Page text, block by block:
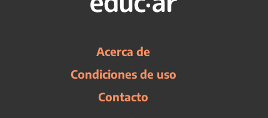
Acerca de
Condiciones de uso
Contacto